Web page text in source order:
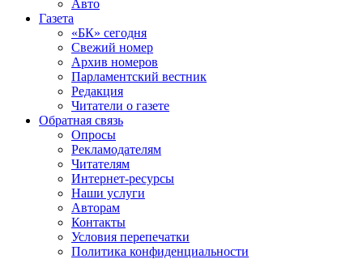
Авто
Газета
«БК» сегодня
Свежий номер
Архив номеров
Парламентский вестник
Редакция
Читатели о газете
Обратная связь
Опросы
Рекламодателям
Читателям
Интернет-ресурсы
Наши услуги
Авторам
Контакты
Условия перепечатки
Политика конфиденциальности